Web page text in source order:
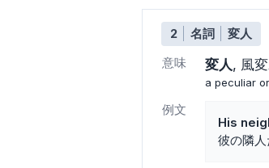
2 名詞
変人
意味
変人 風
a peculiar
例文
His
彼の隣人